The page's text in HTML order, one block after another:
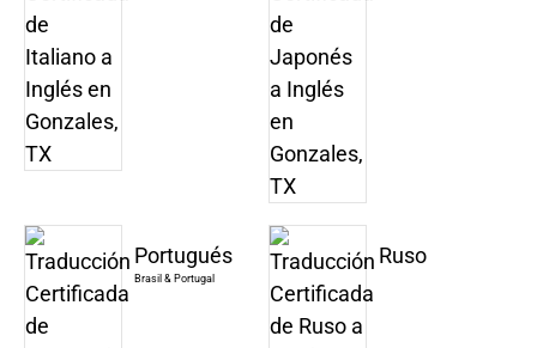
Portugués
Brasil & Portugal
Ruso